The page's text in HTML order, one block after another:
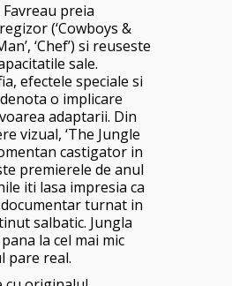
preia
(‘Cowboys &
‘Chef’) si reuseste
sale.
efectele speciale si
o implicare
adaptarii. Din
vizual, ‘The Jungle
castigator in
premierele de anul
iti lasa impresia ca
turnat in
salbatic. Jungla
la cel mai mic
pare real.